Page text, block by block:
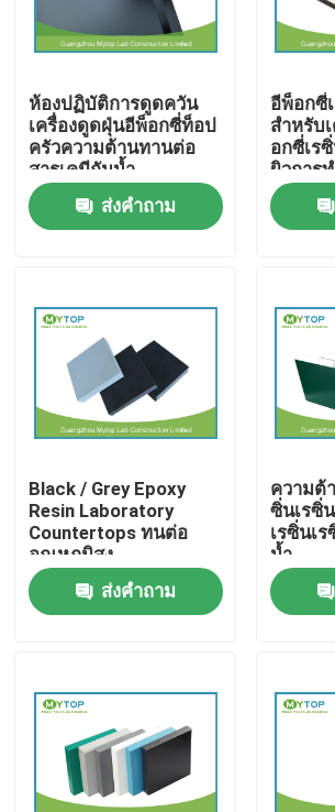
บ้าน
เกี่ยวกับเรา
ทัวร์โรงงาน
เฟอร์นิเจอร์ห้องปฏิบัติการสมัยใหม่
ห้องปฏิบัติการห้องปฏิบัติการมหาวิทย
ห้องปฏิบัติการห้องปฏิบัติการวิทยาศาส
เฟอร์นิเจอร์ห้องปฏิบัติการโลหะ
ห้องปฏิบัติการดูดควัน
เครื่องดูดฝุ่นอีพ็อกซี่ท็อป
ครัวความต้านทานต่อ
สารเคมีกันน้ำ
ส่งคำถาม
อีพ็อกซี่
สำหรับ
อกซี่เร
ผิวการ
Black / Grey Epoxy
Resin Laboratory
Countertops ทนต่อ
อุณหภูมิสูง
ส่งคำถาม
ความต้
ซิ่นเรซิ่
เรซิ่นเ
น้ำ